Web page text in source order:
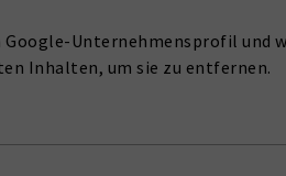
Unternehmensprofil und
Inhalten, um sie zu entfernen.